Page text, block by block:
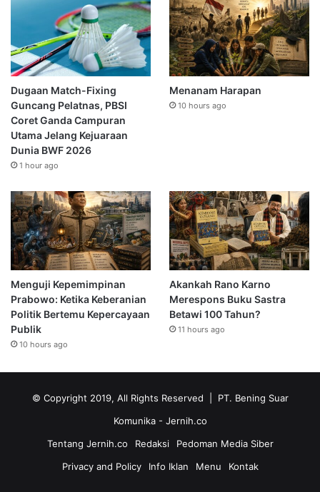
Dugaan Match-Fixing
Guncang Pelatnas, PBSI
Coret Ganda Campuran
Utama Jelang Kejuaraan
Dunia BWF 2026
1 hour ago
Menanam Harapan
10 hours ago
Menguji Kepemimpinan
Prabowo: Ketika Keberanian
Politik Bertemu Kepercayaan
Publik
10 hours ago
Akankah Rano Karno
Merespons Buku Sastra
Betawi 100 Tahun?
11 hours ago
© Copyright 2019, All Rights Reserved | PT. Bening Suar
Komunika - Jernih.co
Tentang Jernih.co
Redaksi
Pedoman Media Siber
Privacy and Policy
Info Iklan Menu Kontak